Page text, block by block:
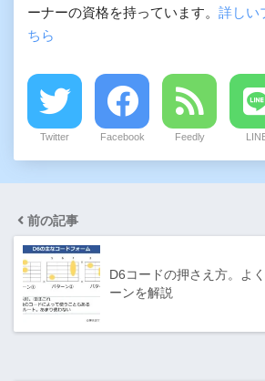
ーナーの資格を持っています。 詳しい
ちら
Twitter Facebook Feedly
前の記事
D6コードの押さえ方。よ
ーンを解説